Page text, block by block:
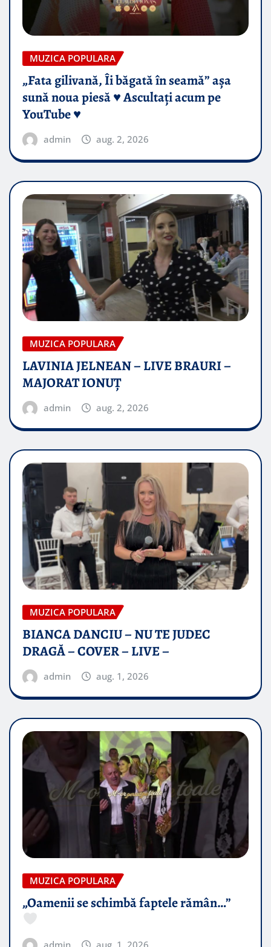
MUZICA POPULARA
„Fata gilivană, Îi băgată în seamă” așa
sună noua piesă ♥️ Ascultați acum pe
YouTube ♥️
admin aug. 2, 2026
MUZICA POPULARA
LAVINIA JELNEAN – LIVE BRAURI –
MAJORAT IONUŢ
admin aug. 2, 2026
MUZICA POPULARA
BIANCA DANCIU – NU TE JUDEC
DRAGĂ – COVER – LIVE –
admin aug. 1, 2026
MUZICA POPULARA
„Oamenii se schimbă faptele rămân…”
admin aug. 1, 2026